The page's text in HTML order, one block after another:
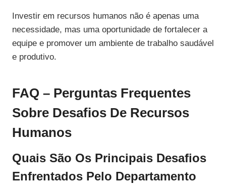
Investir em recursos humanos não é apenas uma
necessidade, mas uma oportunidade de fortalecer a
equipe e promover um ambiente de trabalho saudável
e produtivo.
FAQ – Perguntas Frequentes
Sobre Desafios De Recursos
Humanos
Quais São Os Principais Desafios
Enfrentados Pelo Departamento